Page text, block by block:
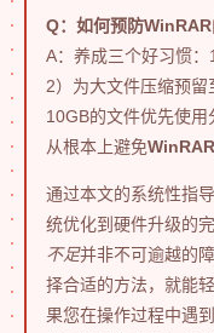
Q：如何预防WinRAR
A：养成三个好习惯：
2）为大文件压缩预
10GB的文件优先使
从根本上避免
通过本文的系统性指
统优化到硬件升级的
不足并非不可逾越的
择合适的方法，就能
果您在操作过程中遇